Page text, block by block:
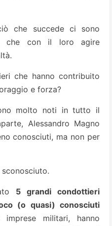
che succede ci sono
che con il loro agire
che hanno contribuito
e forza?
molto noti in tutto il
Alessandro Magno
conosciuti, ma non per
5 grandi condottieri
(o quasi) conosciuti
militari, hanno